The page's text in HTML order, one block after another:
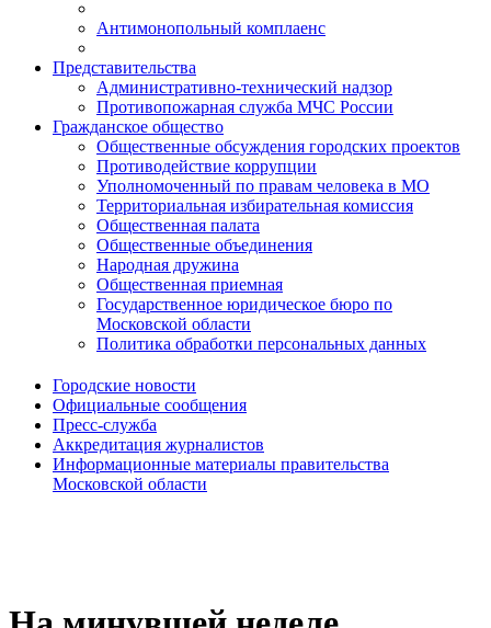
Антимонопольный комплаенс
Представительства
Административно-технический надзор
Противопожарная служба МЧС России
Гражданское общество
Общественные обсуждения городских проектов
Противодействие коррупции
Уполномоченный по правам человека в МО
Территориальная избирательная комиссия
Общественная палата
Общественные объединения
Народная дружина
Общественная приемная
Государственное юридическое бюро по
Московской области
Политика обработки персональных данных
Городские новости
Официальные сообщения
Пресс-служба
Аккредитация журналистов
Информационные материалы правительства
Московской области